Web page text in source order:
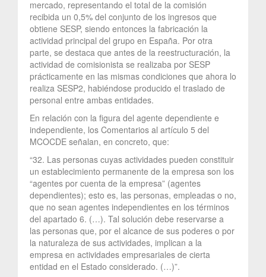
mercado, representando el total de la comisión
recibida un 0,5% del conjunto de los ingresos que
obtiene SESP, siendo entonces la fabricación la
actividad principal del grupo en España. Por otra
parte, se destaca que antes de la reestructuración, la
actividad de comisionista se realizaba por SESP
prácticamente en las mismas condiciones que ahora lo
realiza SESP2, habiéndose producido el traslado de
personal entre ambas entidades.
En relación con la figura del agente dependiente e
independiente, los Comentarios al artículo 5 del
MCOCDE señalan, en concreto, que:
“32. Las personas cuyas actividades pueden constituir
un establecimiento permanente de la empresa son los
“agentes por cuenta de la empresa” (agentes
dependientes); esto es, las personas, empleadas o no,
que no sean agentes independientes en los términos
del apartado 6. (…). Tal solución debe reservarse a
las personas que, por el alcance de sus poderes o por
la naturaleza de sus actividades, implican a la
empresa en actividades empresariales de cierta
entidad en el Estado considerado. (…)”.